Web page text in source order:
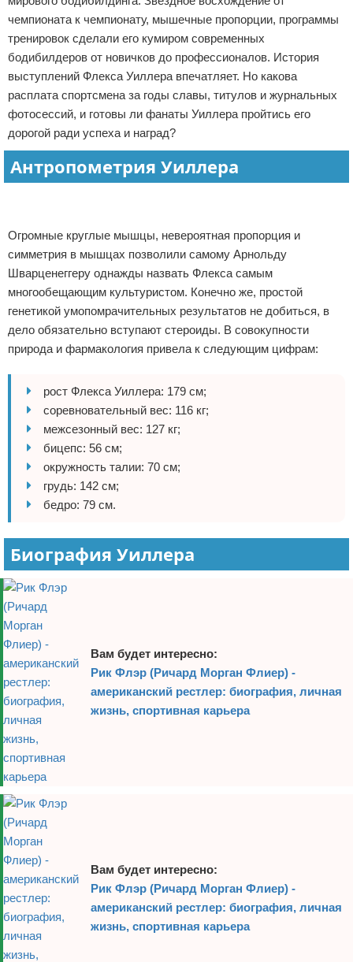
Боевые виды искусства
Как накачаться
Теннис
Легкая атлетика
Водный спорт
Йога и пилатес
Хоккей
Волейбол
Детский спорт
Тренировки дома
Спортивное питание
Отказ от ответственности
чемпионата к чемпионату, мышечные пропорции, программы
тренировок сделали его кумиром современных
бодибилдеров от новичков до профессионалов. История
выступлений Флекса Уиллера впечатляет. Но какова
расплата спортсмена за годы славы, титулов и журнальных
фотосессий, и готовы ли фанаты Уиллера пройтись его
дорогой ради успеха и наград?
Антропометрия Уиллера
Огромные круглые мышцы, невероятная пропорция и
симметрия в мышцах позволили самому Арнольду
Шварценеггеру однажды назвать Флекса самым
многообещающим культуристом. Конечно же, простой
генетикой умопомрачительных результатов не добиться, в
дело обязательно вступают стероиды. В совокупности
природа и фармакология привела к следующим цифрам:
рост Флекса Уиллера: 179 см;
соревновательный вес: 116 кг;
межсезонный вес: 127 кг;
бицепс: 56 см;
окружность талии: 70 см;
грудь: 142 см;
бедро: 79 см.
Биография Уиллера
Вам будет интересно:
Рик Флэр (Ричард Морган Флиер) -
американский рестлер: биография, личная
жизнь, спортивная карьера
Вам будет интересно:
Рик Флэр (Ричард Морган Флиер) -
американский рестлер: биография, личная
жизнь, спортивная карьера